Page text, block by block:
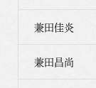
兼田佳炎
兼田昌尚